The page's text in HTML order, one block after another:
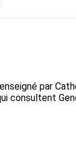
par
consultent